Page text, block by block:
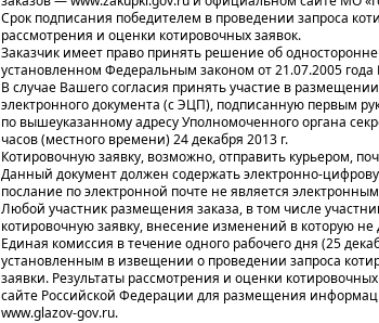
Срок подписания победителем в проведении запроса
рассмотрения и оценки котировочных заявок.
Заказчик имеет право принять решение об
установленном Федеральным законом от 21.07.2005
В случае Вашего согласия принять участие в
электронного документа (с ЭЦП), подписанную первым
по вышеуказанному адресу Уполномоченного органа
часов (местного времени) 24 декабря 2013 г.
Котировочную заявку, возможно, отправить курьером,
Данный документ должен содержать электронно-
послание по электронной почте не является
Любой участник размещения заказа, в том числе
котировочную заявку, внесение изменений в которую не
Единая комиссия в течение одного рабочего дня (25
установленным в извещении о проведении запроса
заявки. Результаты рассмотрения и оценки
сайте Российской Федерации для размещения
www.glazov-gov.ru.